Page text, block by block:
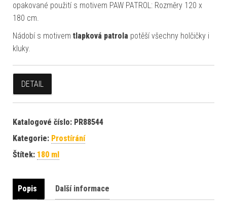
opakované použití s motivem PAW PATROL: Rozměry 120 x
180 cm.
Nádobí s motivem tlapková patrola potěší všechny holčičky i
kluky.
DETAIL
Katalogové číslo: PR88544
Kategorie: Prostírání
Štítek: 180 ml
Popis Další informace